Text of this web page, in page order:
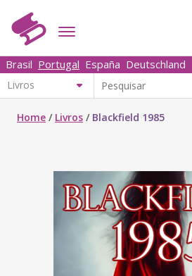
Brasil Portugal España Deutschland
Home / Livros / Blackfield 1985